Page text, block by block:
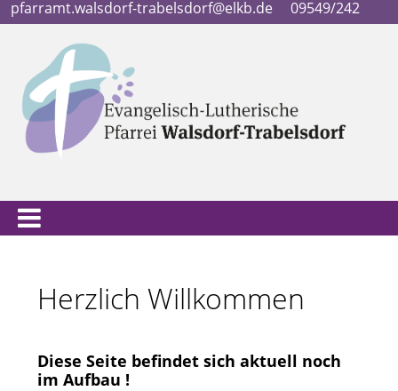
pfarramt.walsdorf-trabelsdorf@elkb.de 09549/242
Herzlich Willkommen
Diese Seite befindet sich aktuell noch
im Aufbau !